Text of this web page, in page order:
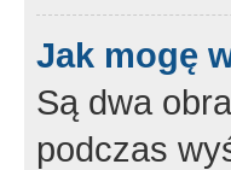
Jak mogę
Są dwa
podczas